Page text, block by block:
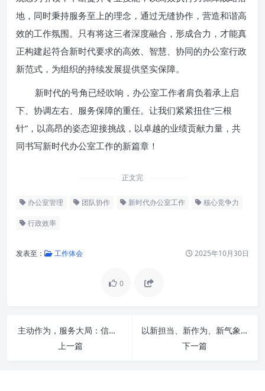
地，同时秉持服务至上的理念，通过无缝协作，营造和谐高
效的工作氛围。只有将这三者深度融合，形成合力，才能真
正构建起符合新时代要求的高效、智慧、协同的办公室行政
新范式，为组织的持续发展提供坚实保障。
新时代的号角已经吹响，办公室工作者肩负着承上启
下、协调左右、服务保障的重任。让我们紧紧扭住“三根
针”，以高昂的姿态迎接挑战，以卓越的业绩贡献力量，共
同书写新时代办公室工作的新篇章！
正文完
办公室管理 团队协作 新时代办公室工作 核心竞争力
行政效率
发表至： 工作体会 2025年10月30日
0
主动作为，服务大局：信息化如何赋能办公厅工作迈向现代化新篇章
上一篇
以新担当、新作为、新气象：持续提升“三服务”工作能力，共建高效能社会治理新格局
下一篇